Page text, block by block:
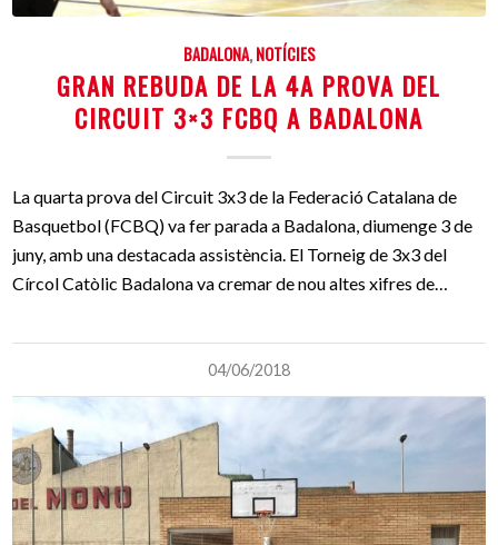
BADALONA,NOTÍCIES
GRAN REBUDA DE LA 4A PROVA DEL
CIRCUIT 3×3 FCBQ A BADALONA
La quarta prova del Circuit 3x3 de la Federació Catalana de
Basquetbol (FCBQ) va fer parada a Badalona, diumenge 3 de
juny, amb una destacada assistència. El Torneig de 3x3 del
Círcol Catòlic Badalona va cremar de nou altes xifres de…
04/06/2018